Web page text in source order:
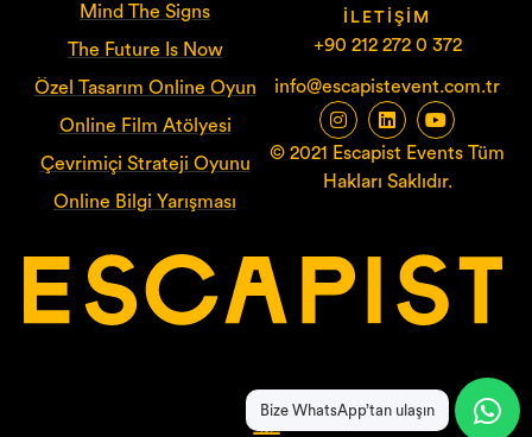
Mind The Signs
The Future Is Now
Özel Tasarım Online Oyun
Online Film Atölyesi
Çevrimiçi Strateji Oyunu
Online Bilgi Yarışması
Bize WhatsApp’tan ulaşın
İLETIŞIM
+90 212 272 0 372
info@escapistevent.com.tr
© 2021 Escapist Events Tüm
Hakları Saklıdır.